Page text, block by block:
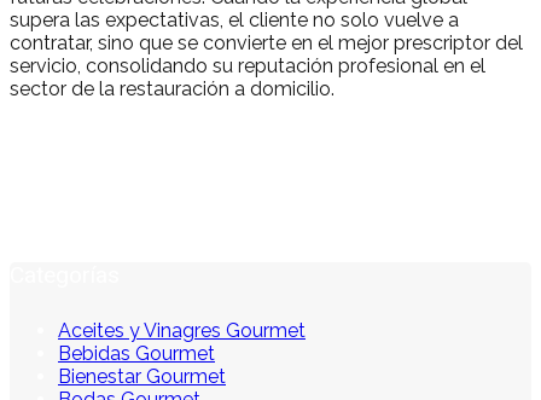
supera las expectativas, el cliente no solo vuelve a
contratar, sino que se convierte en el mejor prescriptor del
servicio, consolidando su reputación profesional en el
sector de la restauración a domicilio.
Aceites y Vinagres Gourmet
Bebidas Gourmet
Bienestar Gourmet